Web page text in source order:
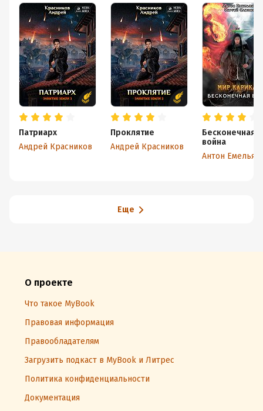
Патриарх
Андрей Красников
Проклятие
Андрей Красников
Бесконечная
война
Антон
Еще
О проекте
Что такое MyBook
Правовая информация
Правообладателям
Загрузить подкаст в MyBook и Литрес
Политика конфиденциальности
Документация